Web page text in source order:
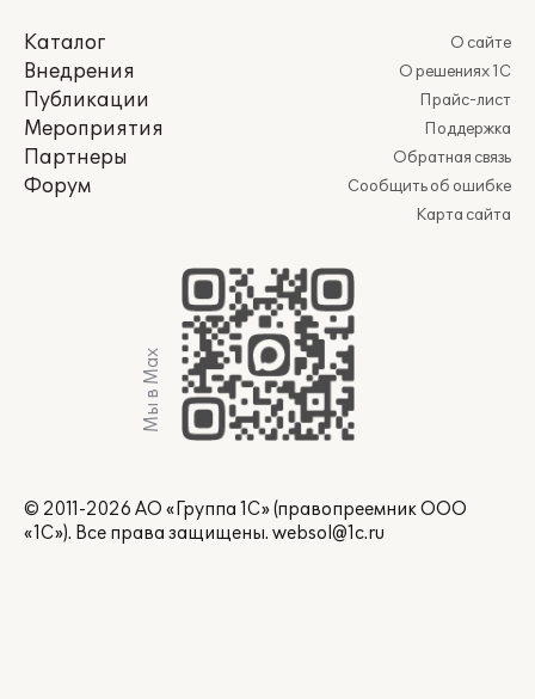
Каталог
Внедрения
Публикации
Мероприятия
Партнеры
Форум
О сайте
О решениях 1С
Прайс-лист
Поддержка
Обратная связь
Сообщить об ошибке
Карта сайта
Мы в Max
© 2011-2026 АО «Группа 1С» (правопреемник ООО
«1С»). Все права защищены. websol@1c.ru